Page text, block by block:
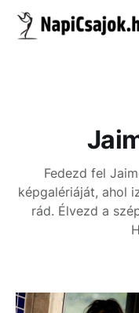
Fedezd fel
képgalériáját, ahol
rád. Élvezd a